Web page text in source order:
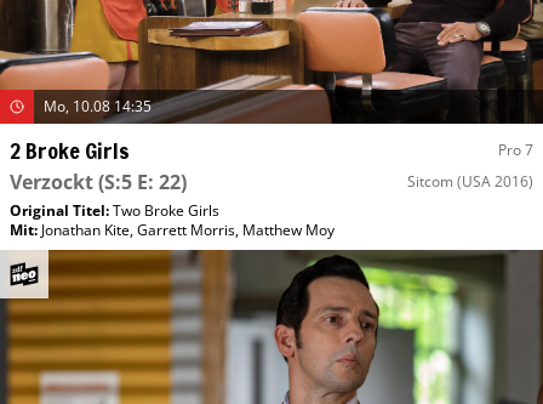
Mo, 10.08 14:35
2 Broke Girls Pro 7
Verzockt(S:5 E: 22) Sitcom (USA 2016)
Original Titel:Two Broke Girls
Mit: Jonathan Kite,Garrett Morris, Matthew Moy